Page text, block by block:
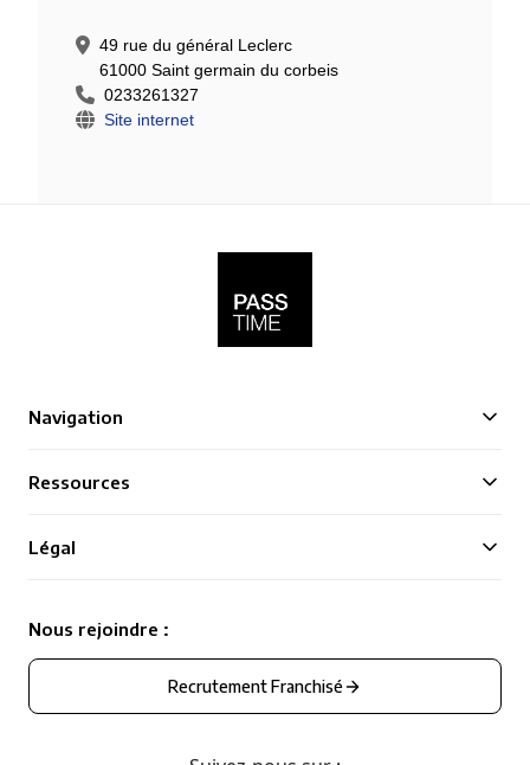
49 rue du général Leclerc
61000 Saint germain du corbeis
0233261327
Site internet
Navigation
Ressources
Légal
Nous rejoindre :
Recrutement Franchisé